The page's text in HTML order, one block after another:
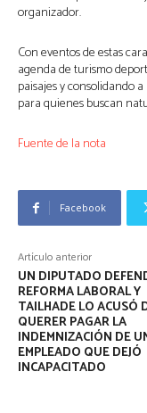
organizador.
Con eventos de estas
agenda de turismo
paisajes y consolidando
para quienes buscan
Fuente de la nota
Facebook
Artículo anterior
UN DIPUTADO
REFORMA LABORAL Y
TAILHADE LO ACUSÓ
QUERER PAGAR LA
INDEMNIZACIÓN DE
EMPLEADO QUE DEJÓ
INCAPACITADO